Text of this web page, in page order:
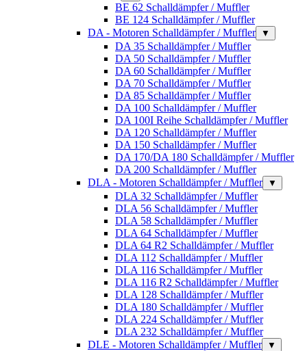
BE 62 Schalldämpfer / Muffler
BE 124 Schalldämpfer / Muffler
DA - Motoren Schalldämpfer / Muffler
▼
DA 35 Schalldämpfer / Muffler
DA 50 Schalldämpfer / Muffler
DA 60 Schalldämpfer / Muffler
DA 70 Schalldämpfer / Muffler
DA 85 Schalldämpfer / Muffler
DA 100 Schalldämpfer / Muffler
DA 100I Reihe Schalldämpfer / Muffler
DA 120 Schalldämpfer / Muffler
DA 150 Schalldämpfer / Muffler
DA 170/DA 180 Schalldämpfer / Muffler
DA 200 Schalldämpfer / Muffler
DLA - Motoren Schalldämpfer / Muffler
▼
DLA 32 Schalldämpfer / Muffler
DLA 56 Schalldämpfer / Muffler
DLA 58 Schalldämpfer / Muffler
DLA 64 Schalldämpfer / Muffler
DLA 64 R2 Schalldämpfer / Muffler
DLA 112 Schalldämpfer / Muffler
DLA 116 Schalldämpfer / Muffler
DLA 116 R2 Schalldämpfer / Muffler
DLA 128 Schalldämpfer / Muffler
DLA 180 Schalldämpfer / Muffler
DLA 224 Schalldämpfer / Muffler
DLA 232 Schalldämpfer / Muffler
DLE - Motoren Schalldämpfer / Muffler
▼